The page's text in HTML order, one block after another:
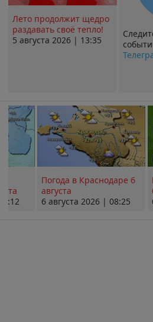
Лето продолжит щедро
раздавать своё тепло!
5 августа 2026 | 13:35
Погода в Краснодаре 6
августа
6 августа 2026 | 08:25